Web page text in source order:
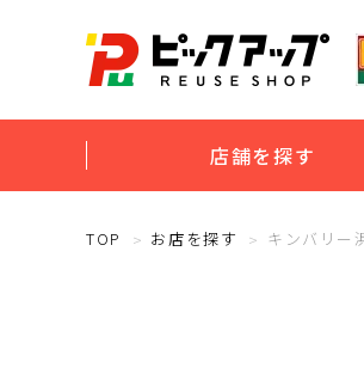
店舗を探す
TOP お店を探す キンバリー